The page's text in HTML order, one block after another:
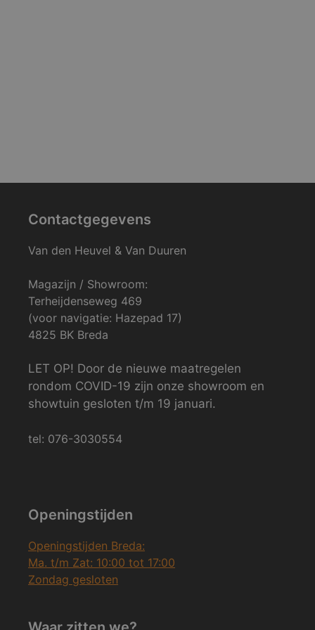
Contactgegevens
Van den Heuvel & Van Duuren
Magazijn / Showroom:
Terheijdenseweg 469
(voor navigatie: Hazepad 17)
4825 BK Breda
LET OP! Door de nieuwe maatregelen
rondom COVID-19 zijn onze showroom en
showtuin gesloten t/m 19 januari.
tel: 076-3030554
Openingstijden
Openingstijden Breda:
Ma. t/m Zat: 10:00 tot 17:00
Zondag gesloten